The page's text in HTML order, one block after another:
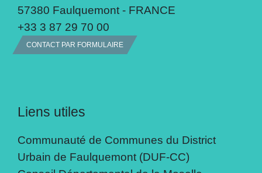
57380 Faulquemont - FRANCE
+33 3 87 29 70 00
CONTACT PAR FORMULAIRE
Liens utiles
Communauté de Communes du District
Urbain de Faulquemont (DUF-CC)